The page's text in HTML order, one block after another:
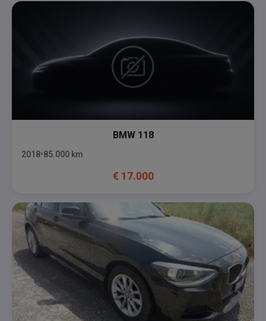
BMW 118
2018 85.000 km
€ 17.000